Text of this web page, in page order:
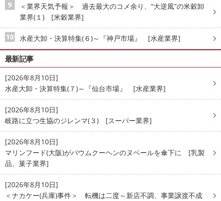
＜業界天気予報＞ 過去最大のコメ余り、“大逆風”の米穀卸
業界(１) [米穀業界]
水産大卸・決算特集(６)～『神戸市場』 [水産業界]
最新記事
[2026年8月10日]
水産大卸・決算特集(７)～『仙台市場』 [水産業界]
[2026年8月10日]
岐路に立つ生協のジレンマ(３) [スーパー業界]
[2026年8月10日]
マリンフード(大阪)がバウムクーヘンのヌベールを傘下に [乳製
品、菓子業界]
[2026年8月10日]
＜ナカケー(兵庫)事件＞ 転機は二度～新店不調、事業譲渡不成